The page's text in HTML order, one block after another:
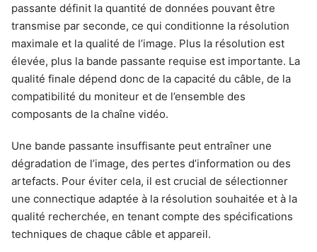
passante définit la quantité de données pouvant être
transmise par seconde, ce qui conditionne la résolution
maximale et la qualité de l’image. Plus la résolution est
élevée, plus la bande passante requise est importante. La
qualité finale dépend donc de la capacité du câble, de la
compatibilité du moniteur et de l’ensemble des
composants de la chaîne vidéo.
Une bande passante insuffisante peut entraîner une
dégradation de l’image, des pertes d’information ou des
artefacts. Pour éviter cela, il est crucial de sélectionner
une connectique adaptée à la résolution souhaitée et à la
qualité recherchée, en tenant compte des spécifications
techniques de chaque câble et appareil.